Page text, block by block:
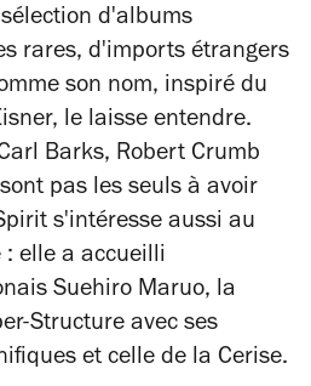
d'albums
rares, d'imports étrangers
son nom, inspiré du
le laisse entendre.
Barks, Robert Crumb
pas les seuls à avoir
s'intéresse aussi au
: elle a accueilli
Suehiro Maruo, la
Structure avec ses
et celle de la Cerise.